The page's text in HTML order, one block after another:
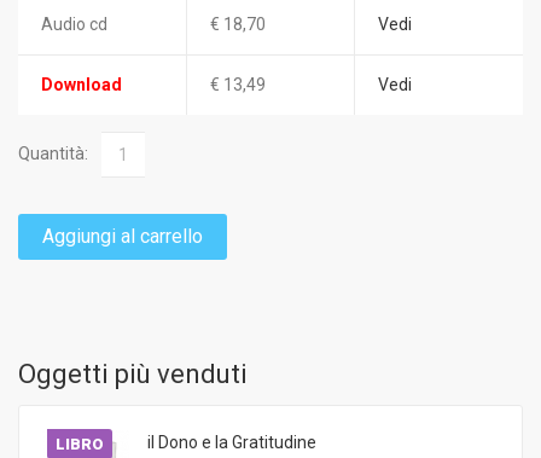
Audio cd € 18,70 Vedi
Download € 13,49 Vedi
Quantità:
Aggiungi al carrello
Oggetti più venduti
LIBRO
il Dono e la Gratitudine